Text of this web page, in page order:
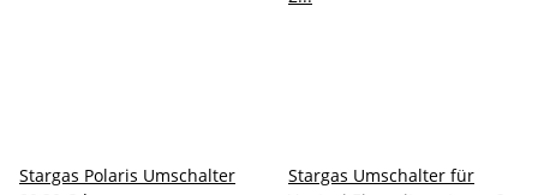
Stargas Polaris Umschalter
Stargas Umschalter für